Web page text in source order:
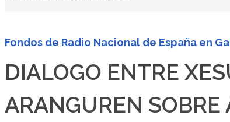
Fondos de Radio Nacional de España en
DIALOGO ENTRE
ARANGUREN